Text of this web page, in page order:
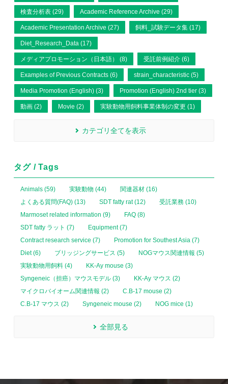
検査分析表 (29) Academic Reference Archive (29)
Academic Presentation Archive (27) 飼料_試験データ集 (17)
Diet_Research_Data (17)
メディアプロモーション（日本語） (8) 受託前例紹介 (6)
Examples of Previous Contracts (6) strain_characteristic (5)
Media Promotion (English) (3) Promotion (English) 2nd tier (3)
動画 (2) Movie (2) 実験動物用飼料事業体制の変更 (1)
カテゴリ全てを表示
タグ / Tags
Animals (59) 実験動物 (44)
関連器材 (16)
よくある質問(FAQ) (13)
SDT fatty rat (12)
受託業務 (10)
Marmoset related information (9)
FAQ (8)
SDT fatty ラット (7)
Equipment (7)
Contract research service (7)
Promotion for Southest Asia (7)
Diet (6)
ブリッジングサービス (5)
NOGマウス関連情報 (5)
実験動物用飼料 (4)
KK-Ay mouse (3)
Syngeneic（担癌）マウスモデル (3)
KK-Ay マウス (2)
マイクロバイオーム関連情報 (2)
C.B-17 mouse (2)
C.B-17 マウス (2)
Syngeneic mouse (2) NOG mice (1)
全部見る